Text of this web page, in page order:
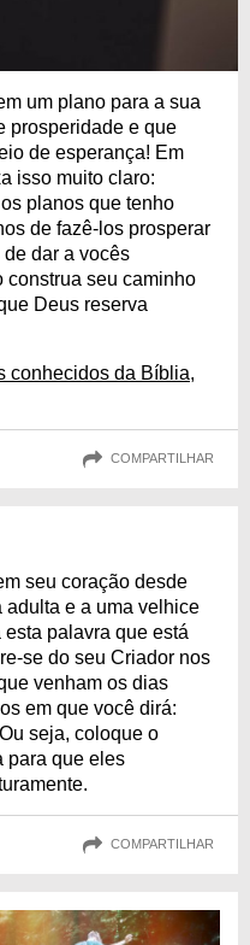
um plano para a sua
prosperidade e que
de esperança! Em
isso muito claro:
planos que tenho
de fazê-los prosperar
dar a vocês
construa seu caminho
Deus reserva
conhecidos da Bíblia,
COMPARTILHAR
seu coração desde
adulta e a uma velhice
palavra que está
se do seu Criador nos
venham os dias
em que você dirá:
seja, coloque o
para que eles
COMPARTILHAR